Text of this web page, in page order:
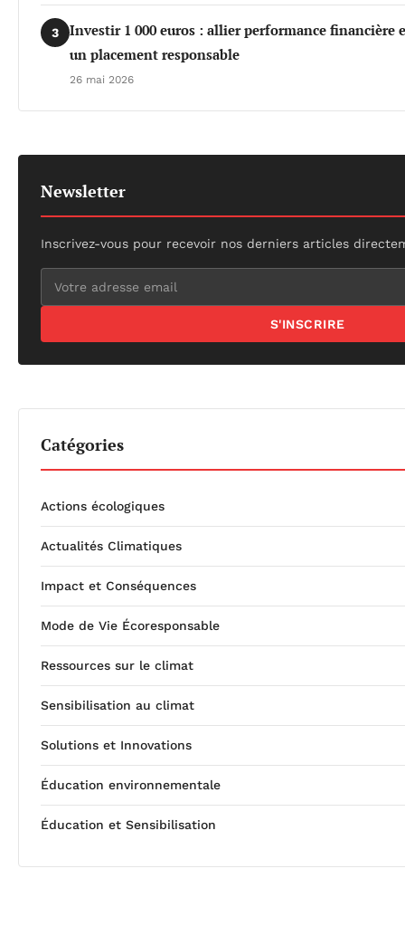
3
Investir 1 000 euros : allier performance financière
un placement responsable
26 mai 2026
Newsletter
Inscrivez-vous pour recevoir nos derniers articles
S'INSCRIRE
Catégories
Actions écologiques
Actualités Climatiques
Impact et Conséquences
Mode de Vie Écoresponsable
Ressources sur le climat
Sensibilisation au climat
Solutions et Innovations
Éducation environnementale
Éducation et Sensibilisation